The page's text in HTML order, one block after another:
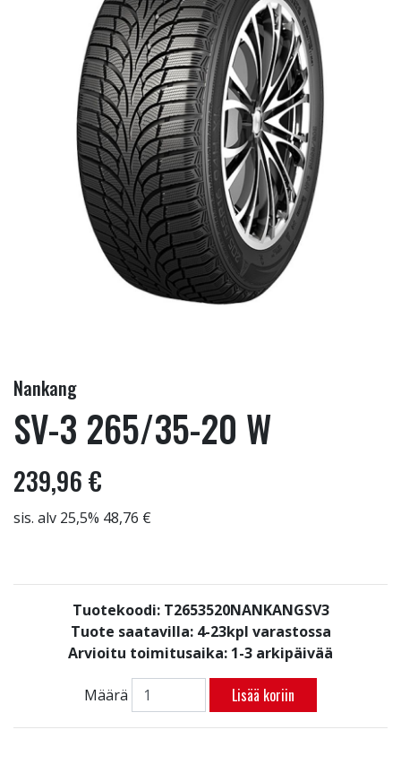
Nankang
SV-3 265/35-20 W
239,96 €
sis. alv 25,5% 48,76 €
Tuotekoodi: T2653520NANKANGSV3
Tuote saatavilla: 4-23kpl varastossa
Arvioitu toimitusaika: 1-3 arkipäivää
Määrä Lisää koriin